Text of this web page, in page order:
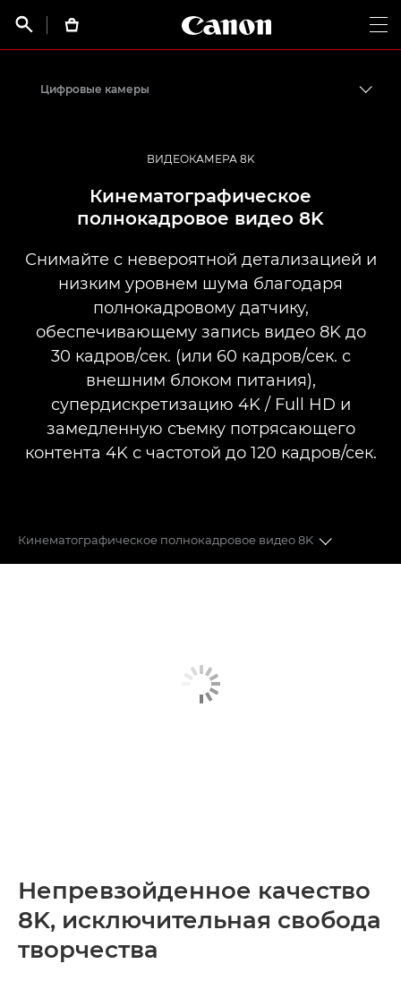
 
Canon Logo, back
Цифровые камеры
ВИДЕОКАМЕРА 8K
Кинематографическое
полнокадровое видео 8K
Снимайте с невероятной детализацией и
низким уровнем шума благодаря
полнокадровому датчику,
обеспечивающему запись видео 8K до
30 кадров/сек. (или 60 кадров/сек. с
внешним блоком питания),
супердискретизацию 4K / Full HD и
замедленную съемку потрясающего
контента 4K с частотой до 120 кадров/сек.
Кинематографическое полнокадровое видео 8K
Непревзойденное качество
8K, исключительная свобода
творчества